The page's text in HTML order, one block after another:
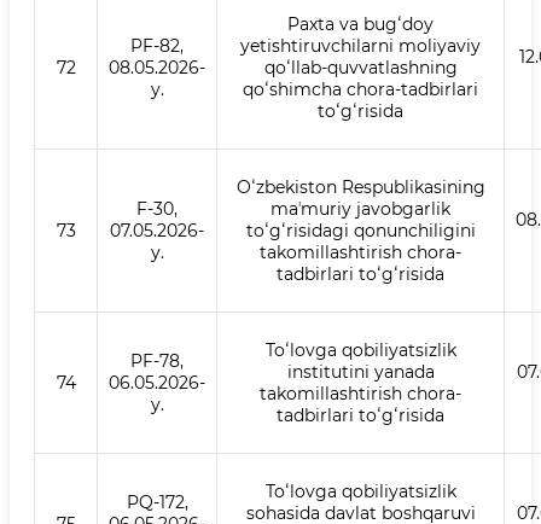
72
PF-82,
08.05.2026-
y.
Paxta va bugʻdoy
yetishtiruvchilarni moliyaviy
qoʻllab-quvvatlashning
qoʻshimcha chora-tadbirlari
toʻgʻrisida
73
F-30,
07.05.2026-
y.
Oʻzbekiston Respublikasining
maʼmuriy javobgarlik
toʻgʻrisidagi qonunchiligini
takomillashtirish chora-
tadbirlari toʻgʻrisida
74
PF-78,
06.05.2026-
y.
Toʻlovga qobiliyatsizlik
institutini yanada
takomillashtirish chora-
tadbirlari toʻgʻrisida
PQ-172,
Toʻlovga qobiliyatsizlik
sohasida davlat boshqaruvi